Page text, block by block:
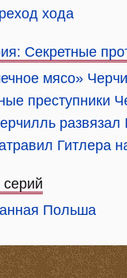
хода
Секретные
мясо»
преступники
Гитлера
Польша